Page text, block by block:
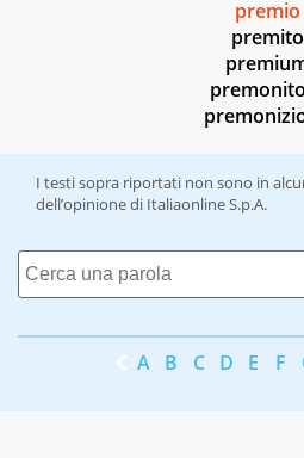
premio
premito
I testi sopra riportati non sono in
dell’opinione di Italiaonline S.p.A.
A B C D E F